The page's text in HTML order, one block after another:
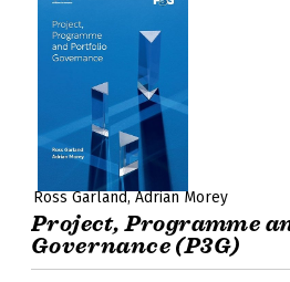
Ross Garland Adrian Morey
Project, Programme
Governance (P3G)